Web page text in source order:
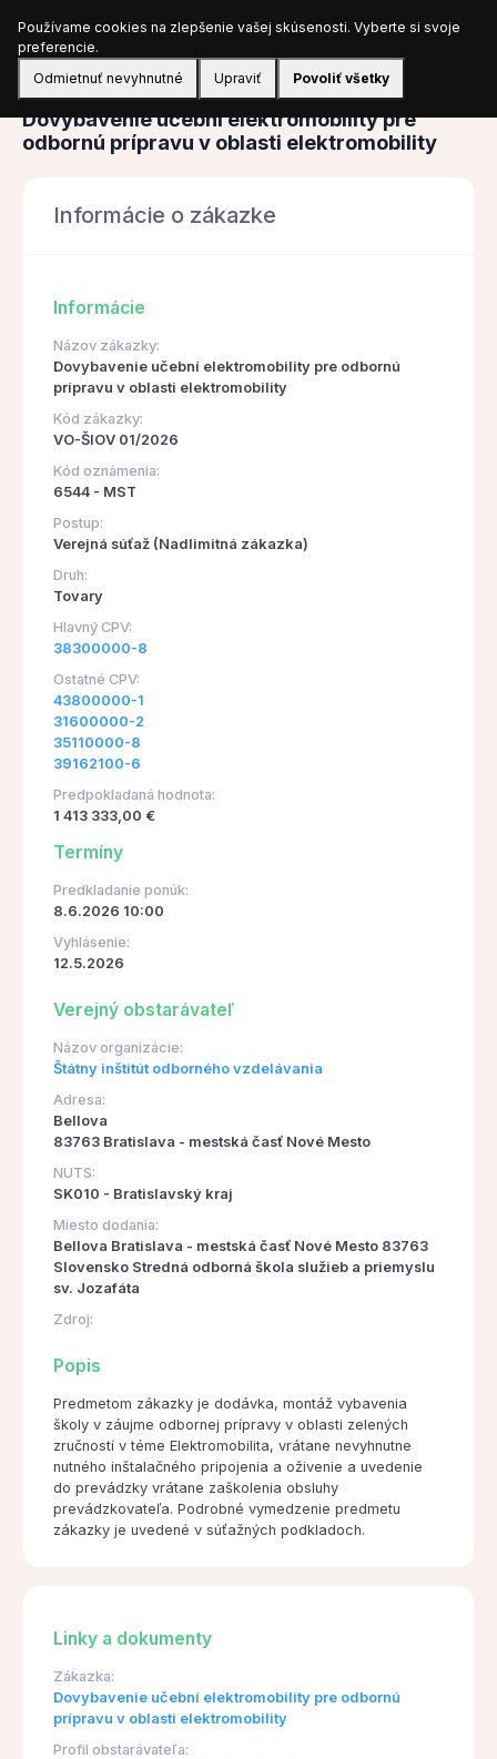
Prihlásiť sa
Obstarávanie
Dovybavenie učební elektromobility pre
odbornú prípravu v oblasti elektromobility
Informácie o zákazke
Informácie
Názov zákazky:
Dovybavenie učební elektromobility pre odbornú
prípravu v oblasti elektromobility
Kód zákazky:
VO-ŠIOV 01/2026
Kód oznámenia:
6544 - MST
Postup:
Verejná súťaž (Nadlimitná zákazka)
Druh:
Tovary
Hlavný CPV:
38300000-8
Ostatné CPV:
43800000-1
31600000-2
35110000-8
39162100-6
Predpokladaná hodnota:
1 413 333,00 €
Termíny
Predkladanie ponúk:
8.6.2026 10:00
Vyhlásenie:
12.5.2026
Verejný obstarávateľ
Názov organizácie:
Štátny inštitút odborného vzdelávania
Adresa:
Bellova
83763 Bratislava - mestská časť Nové Mesto
NUTS:
SK010 - Bratislavský kraj
Miesto dodania:
Bellova Bratislava - mestská časť Nové Mesto 83763
Slovensko Stredná odborná škola služieb a priemyslu
sv. Jozafáta
Zdroj:
Popis
Predmetom zákazky je dodávka, montáž vybavenia
školy v záujme odbornej prípravy v oblasti zelených
zručností v téme Elektromobilita, vrátane nevyhnutne
nutného inštalačného pripojenia a oživenie a uvedenie
do prevádzky vrátane zaškolenia obsluhy
prevádzkovateľa. Podrobné vymedzenie predmetu
zákazky je uvedené v súťažných podkladoch.
Linky a dokumenty
Zákazka:
Dovybavenie učební elektromobility pre odbornú
prípravu v oblasti elektromobility
Profil obstarávateľa:
Používame cookies na zlepšenie vašej skúsenosti. Vyberte si svoje
preferencie.
Odmietnuť nevyhnutné
Upraviť Povoliť všetky